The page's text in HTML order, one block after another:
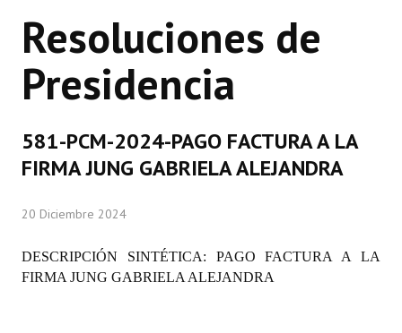
CONCEJO
Bloques Políticos
Comisiones Permanentes
Programas
Resoluciones de
Presidencia
581-PCM-2024-PAGO FACTURA A LA
FIRMA JUNG GABRIELA ALEJANDRA
20 Diciembre 2024
DESCRIPCIÓN SINTÉTICA: PAGO FACTURA A LA
FIRMA JUNG GABRIELA ALEJANDRA